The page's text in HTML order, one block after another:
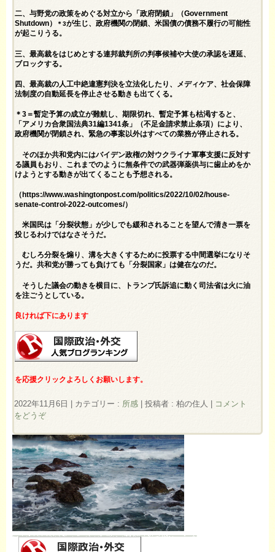
二、与野党の政策をめぐる対立から「政府閉鎖」（Government
Shutdown）
＊3が生じ、政府機関の閉鎖、米国債の債務不履行の可能性
が起こりうる。
三、最高裁をはじめとする連邦裁判所の判事候補や大使の承認を遅延、
ブロックする。
四、最高裁の人工中絶違憲判決を立法化したり、メディケア、社会保障
法制度の自動延長を停止させる動きも出てくる。
＊3＝暫定予算の成立が難航し、期限切れ、暫定予算も枯渇すると、
「アメリカ合衆国法典31編1341条」（不足金請求禁止条項）により、
政府機関が閉鎖され、緊急の事案以外はすべての業務が停止される。
そのほか共和党内にはバイデン政権の対ウクライナ軍事支援に反対す
る議員もおり、これまでのように無条件での武器弾薬供与に歯止めをか
けようとする動きが出てくることも予想される。
（ https://www.washingtonpost.com/politics/2022/10/02/house-
senate-control-2022-outcomes/）
米国民は「分裂状態」が少しでも緩和されることを望んで清き一票を
投じるわけではなさそうだ。
むしろ分裂を煽り、溝を大きくするために投票する中間選挙になりそ
うだ。共和党が勝っても負けても「分裂国家」は健在なのだ。
そうした議会の動きを横目に、トランプ氏訴追に動く司法省は火に油
を注ごうとしている。
良ければ下にあります
を応援クリックよろしくお願いします。
2022年11月6日 カテゴリー : 所感 投稿者 : 柏の住人
コメント
をどうぞ